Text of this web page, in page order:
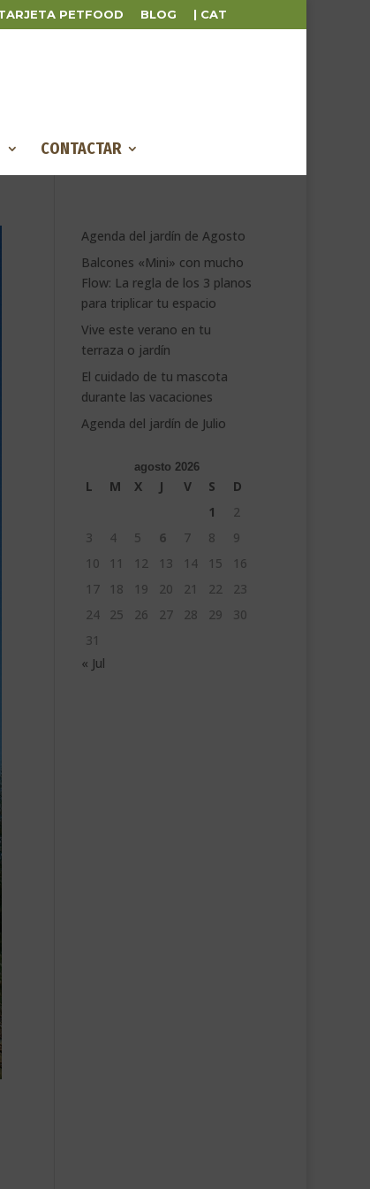
PETFOOD BLOG | CAT
CONTACTAR
Agenda del jardín de Agosto
Balcones «Mini» con mucho
Flow: La regla de los 3 planos
para triplicar tu espacio
Vive este verano en tu
terraza o jardín
El cuidado de tu mascota
durante las vacaciones
Agenda del jardín de Julio
agosto 2026
L M X J V S
D
1
2
3
4 5 6 7 8
9
10
11 12 13 14 15
16
17
18 19 20 21 22
23
24
25 26 27 28 29
30
31
« Jul